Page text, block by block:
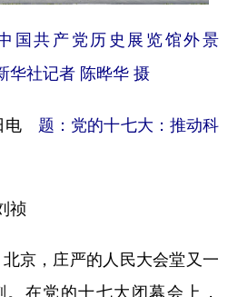
时尚 悦读
共产党历史展览馆外景
华社记者 陈晔华 摄
电 题：党的十七大：推动科
刘祯
，庄严的人民大会堂又一
在党的十七大闭幕会上，